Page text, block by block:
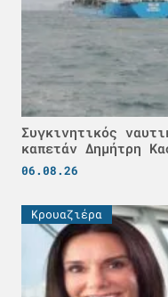
Συγκινητικός
καπετάν Δημήτρη
06.08.26
Κρουαζιέρα